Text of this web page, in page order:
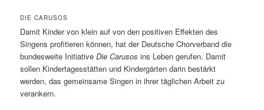
DIE CARUSOS
Damit Kinder von klein auf von den positiven Effekten des
Singens profitieren können, hat der Deutsche Chorverband die
bundesweite InitiativeDie Carusos ins Leben gerufen. Damit
sollen Kindertagesstätten und Kindergärten darin bestärkt
werden, das gemeinsame Singen in ihrer täglichen Arbeit zu
verankern.